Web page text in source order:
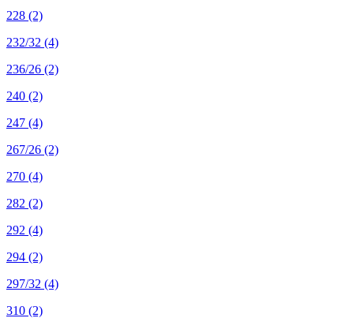
228 (2)
232/32 (4)
236/26 (2)
240 (2)
247 (4)
267/26 (2)
270 (4)
282 (2)
292 (4)
294 (2)
297/32 (4)
310 (2)